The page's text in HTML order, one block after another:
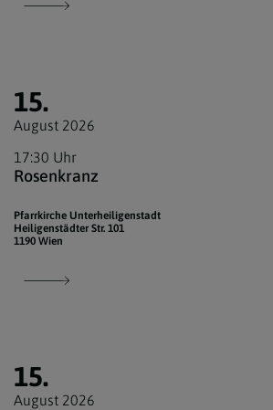
15.
August 2026
17:30 Uhr
Rosenkranz
Pfarrkirche Unterheiligenstadt
Heiligenstädter Str. 101
1190 Wien
15.
August 2026